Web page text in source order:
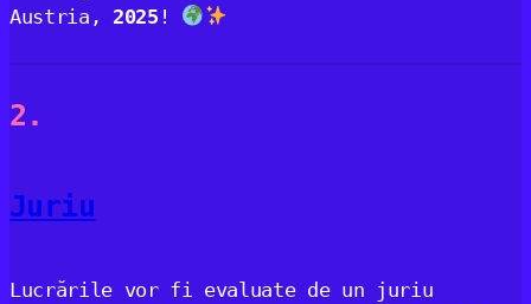
Austria, 2025 !
2.
Juriu
Lucrările vor fi evaluate de un juriu